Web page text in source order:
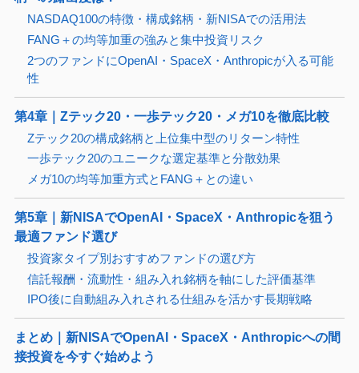
NASDAQ100の特徴・構成銘柄・新NISAでの活用法
FANG＋の均等加重の強みと集中投資リスク
2つのファンドにOpenAI・SpaceX・Anthropicが入る可能
性
第4章｜Zテック20・一歩テック20・メガ10を徹底比較
Zテック20の構成銘柄と上位集中型のリターン特性
一歩テック20のユニークな選定基準と分散効果
メガ10の均等加重方式とFANG＋との違い
第5章｜新NISAでOpenAI・SpaceX・Anthropicを狙う
最適ファンド選び
投資家タイプ別おすすめファンドの選び方
信託報酬・流動性・組み入れ銘柄を軸にした評価基準
IPO後に自動組み入れされる仕組みを活かす長期戦略
まとめ｜新NISAでOpenAI・SpaceX・Anthropicへの間
接投資を今すぐ始めよう